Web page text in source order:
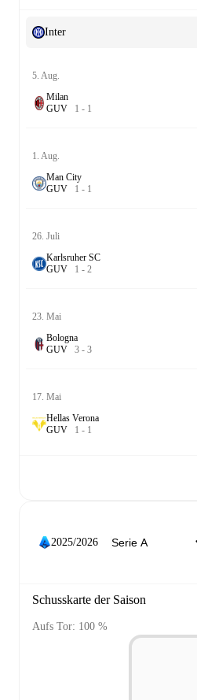
Inter
5. Aug.
Milan
GUV 1 - 1
1. Aug.
Man City
GUV 1 - 1
26. Juli
Karlsruher SC
GUV 1 - 2
23. Mai
Bologna
GUV 3 - 3
17. Mai
Hellas Verona
GUV 1 - 1
2025/2026
Schusskarte der Saison
Aufs Tor: 100 %